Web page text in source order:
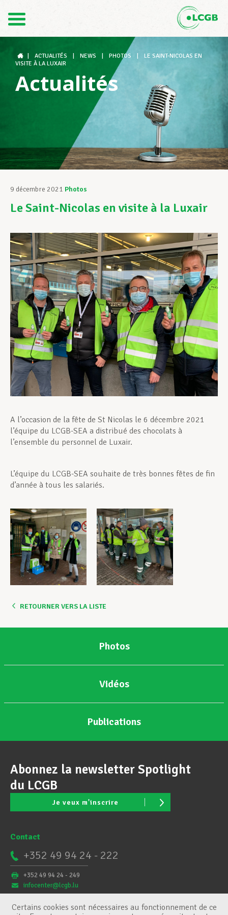
DE
Le LCGB
Structures syndicales
Assistance au Travail
Vos droits
Assistance en vie privée
Développement professionnel
Devenir Membre
Actualités
ACTUALITÉS NEWS PHOTOS
LE SAINT-NICOLAS EN
VISITE À LA LUXAIR
Actualités
9 décembre 2021 Photos
Le Saint-Nicolas en visite à la Luxair
A l’occasion de la fête de St Nicolas le 6 décembre 2021
l’équipe du LCGB-SEA a distribué des chocolats à
l’ensemble du personnel de Luxair.
L’équipe du LCGB-SEA souhaite de très bonnes fêtes de fin
d’année à tous les salariés.
RETOURNER VERS LA LISTE
Photos
Vidéos
Publications
Abonnez la newsletter Spotlight
du LCGB
Je veux m'inscrire
Contact
+352 49 94 24 - 222
+352 49 94 24 - 249
infocenter@lcgb.lu
Certains cookies sont nécessaires au fonctionnement de ce